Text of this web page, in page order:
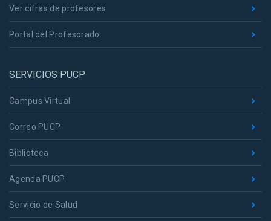
Ver cifras de profesores
Portal del Profesorado
SERVICIOS PUCP
Campus Virtual
Correo PUCP
Biblioteca
Agenda PUCP
Servicio de Salud